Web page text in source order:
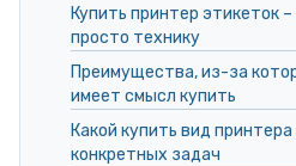
Купить принтер этикеток
просто технику
Преимущества, из-за
имеет смысл купить
Какой купить вид
конкретных задач